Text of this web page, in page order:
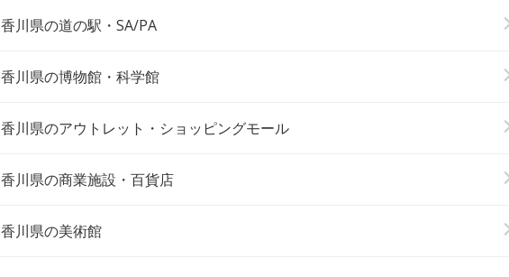
香川県の道の駅・SA/PA
香川県の博物館・科学館
香川県のアウトレット・ショッピングモール
香川県の商業施設・百貨店
香川県の美術館